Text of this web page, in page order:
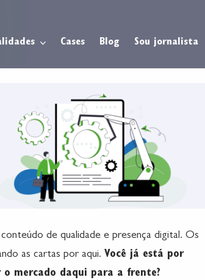
Cases Blog Sou jornalista
de qualidade e presença digital. Os
as cartas por aqui. Você já está por
mercado daqui para a frente?